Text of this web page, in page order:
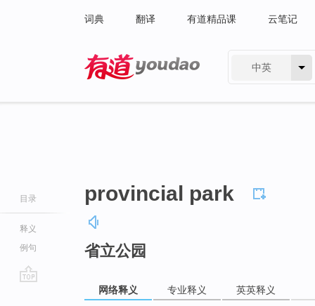
词典 翻译 有道精品课 云笔记
中英
目录
释义
例句
provincial park
省立公园
网络释义 专业释义 英英释义